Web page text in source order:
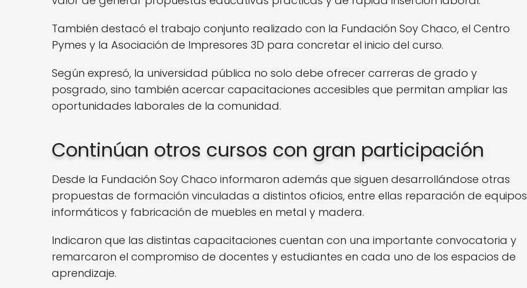
También destacó el trabajo conjunto realizado con la Fundación Soy Chaco, el Centro
Pymes y la Asociación de Impresores 3D para concretar el inicio del curso.
Según expresó, la universidad pública no solo debe ofrecer carreras de grado y
posgrado, sino también acercar capacitaciones accesibles que permitan ampliar las
oportunidades laborales de la comunidad.
Continúan otros cursos con gran participación
Desde la Fundación Soy Chaco informaron además que siguen desarrollándose otras
propuestas de formación vinculadas a distintos oficios, entre ellas reparación de equipos
informáticos y fabricación de muebles en metal y madera.
Indicaron que las distintas capacitaciones cuentan con una importante convocatoria y
remarcaron el compromiso de docentes y estudiantes en cada uno de los espacios de
aprendizaje.